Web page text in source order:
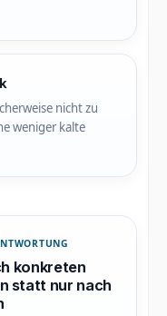
nicht zu
weniger kalte
konkreten
statt nur nach